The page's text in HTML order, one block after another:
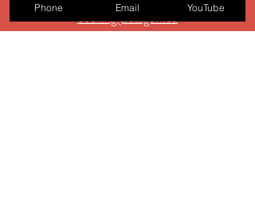
booking@stage11.eu
Phone Email YouTube